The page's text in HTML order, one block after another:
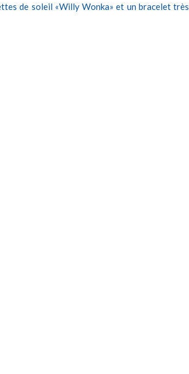
de soleil «Willy Wonka» et un bracelet très